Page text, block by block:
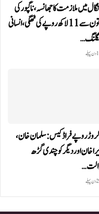
میں ملازمت کا جھانسہ،ناگپور کی
خاتون سے 11 لاکھ روپے کی ٹھگی، انسانی
1 دن پہلے
کروڑ روپے فراڈ کیس: سلمان خان،
خان اور دیگر کو چندی گڑھ
2 دن پہلے